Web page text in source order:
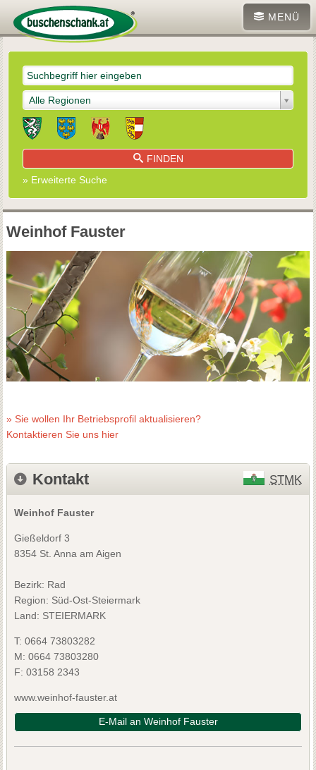
MENÜ
Alle Regionen
FINDEN
» Erweiterte Suche
Weinhof Fauster
» Sie wollen Ihr Betriebsprofil aktualisieren?
Kontaktieren Sie uns hier
Kontakt STMK
Weinhof Fauster
Gießeldorf 3
8354 St. Anna am Aigen
Bezirk: Rad
Region: Süd-Ost-Steiermark
Land: STEIERMARK
T: 0664 73803282
M: 0664 73803280
F: 03158 2343
www.weinhof-fauster.at
E-Mail an Weinhof Fauster